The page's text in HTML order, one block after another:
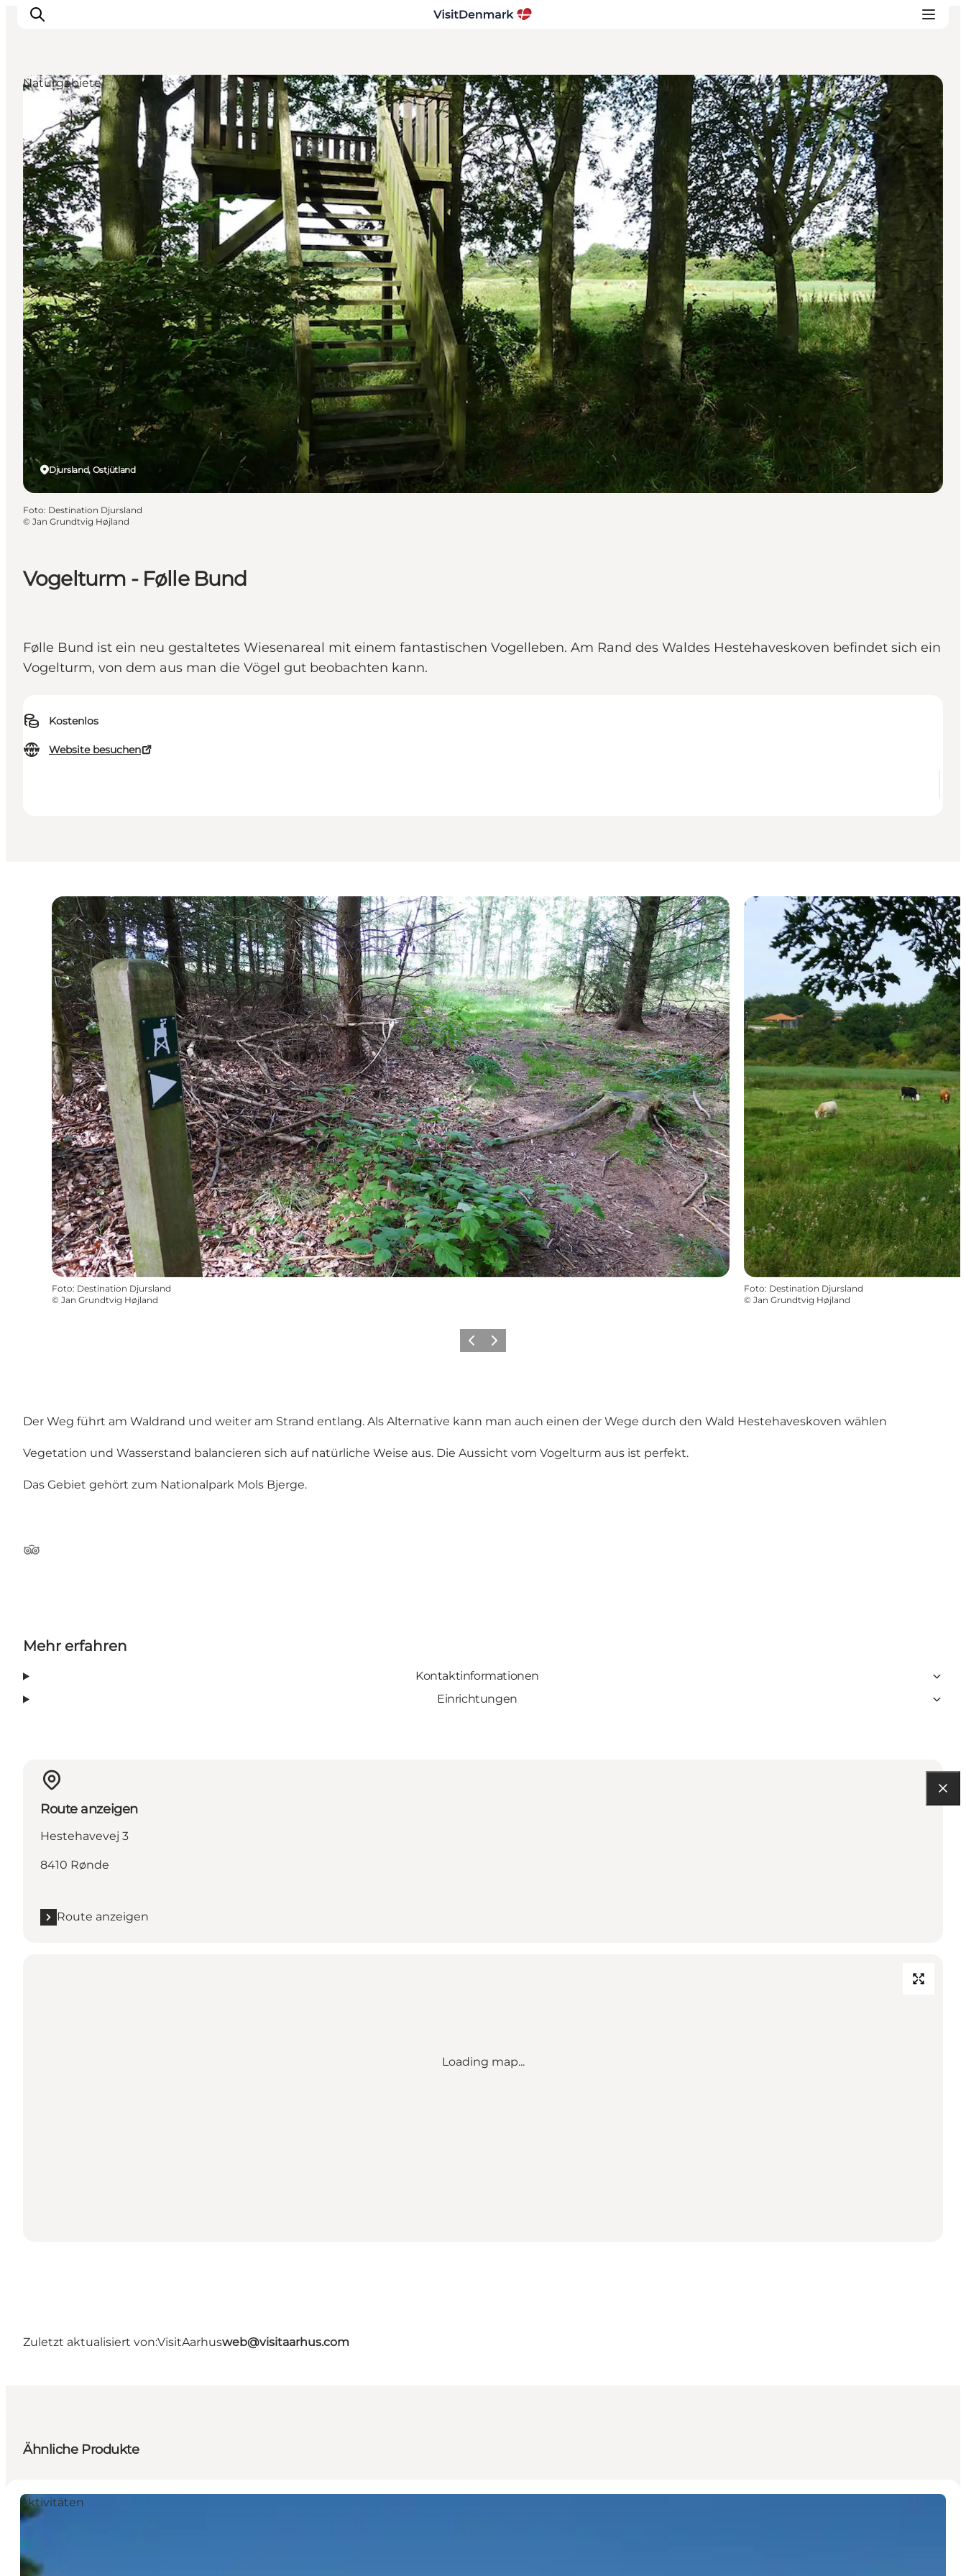
Inspiration
Regionen
Erlebnisse
Unterkünfte
Reiseplanung
Vogelturm - Følle Bund
Følle Bund ist ein neu gestaltetes Wiesenareal mit einem fantastischen Vogelleben. Am Rand des Waldes Hestehaveskoven befindet sich ein
Vogelturm, von dem aus man die Vögel gut beobachten kann.
Kostenlos
Website besuchen
Djursland, Ostjütland
Naturgebiete
Foto: Destination Djursland
© Jan Grundtvig Højland
Foto: Destination Djursland
© Jan Grundtvig Højland
Foto: Destination Djursland
© Jan Grundtvig Højland
ZurückWeiter
Der Weg führt am Waldrand und weiter am Strand entlang. Als Alternative kann man auch einen der Wege durch den Wald Hestehaveskoven wählen
Vegetation und Wasserstand balancieren sich auf natürliche Weise aus. Die Aussicht vom Vogelturm aus ist perfekt.
Das Gebiet gehört zum Nationalpark Mols Bjerge.
TripAdvisor
Mehr erfahren
Kontaktinformationen
Einrichtungen
Route anzeigen
Hestehavevej 3
8410 Rønde
Route anzeigen
Loading map...
Zuletzt aktualisiert von:VisitAarhusweb@visitaarhus.com
Ähnliche Produkte
Aktivitäten